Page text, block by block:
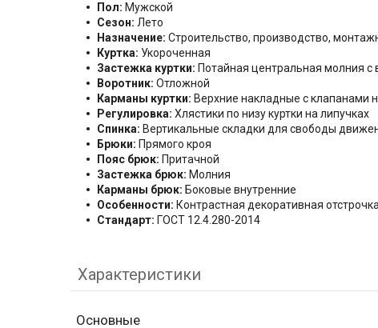
Пол: Мужской
Сезон: Лето
Назначение: Строительство, производство,
Куртка: Укороченная
Застежка куртки: Потайная центральная молния с
Воротник: Отложной
Карманы куртки: Верхние накладные с клапанами
Регулировка: Хлястики по низу куртки на липучках
Спинка: Вертикальные складки для свободы
Брюки: Прямого кроя
Пояс брюк: Притачной
Застежка брюк: Молния
Карманы брюк: Боковые внутренние
Особенности: Контрастная декоративная
Стандарт: ГОСТ 12.4.280-2014
Характеристики
Основные